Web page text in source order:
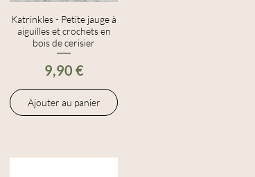
Aperçu rapide
Katrinkles - Petite jauge à
aiguilles et crochets en
bois de cerisier
Prix
9,90 €
Ajouter au panier